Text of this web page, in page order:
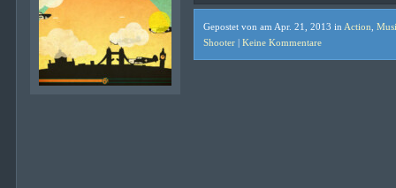
Gepostet von am Apr. 21, 2013 in Action
Shooter | Keine Kommentare